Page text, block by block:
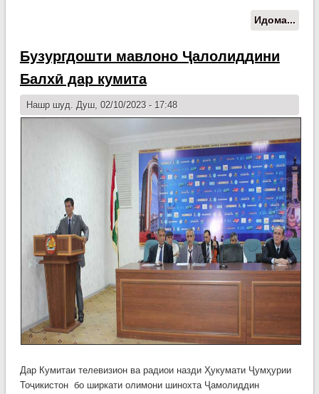
Идома...
ва
Бузургдошти мавлоно Ҷалолиддини
Балхӣ дар кумита
Нашр шуд. Душ, 02/10/2023 - 17:48
Дар Кумитаи телевизион ва радиои назди Ҳукумати Ҷумҳурии
Тоҷикистон бо ширкати олимони шинохта Ҷамолиддин